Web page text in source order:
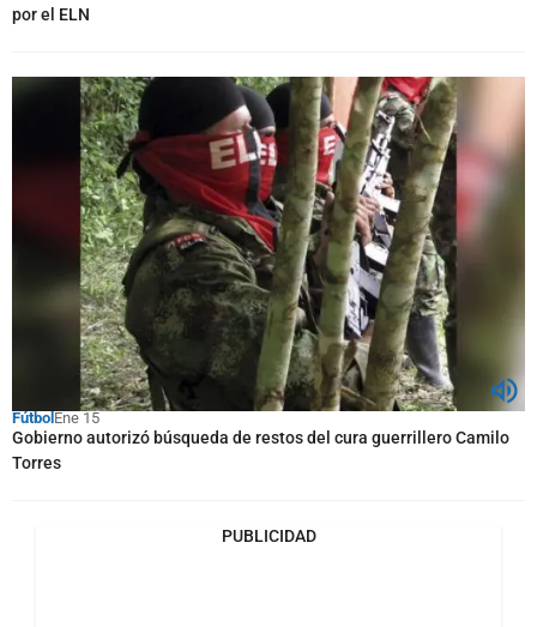
por el ELN
Fútbol Ene 15
Gobierno autorizó búsqueda de restos del cura guerrillero Camilo
Torres
PUBLICIDAD